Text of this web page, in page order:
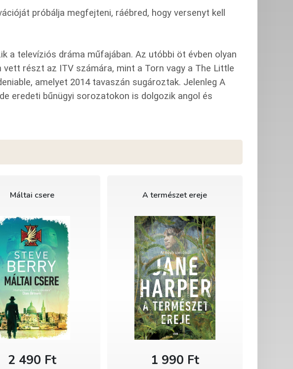
próbálja megfejteni, ráébred, hogy versenyt kell
a televíziós dráma műfajában. Az utóbbi öt évben olyan
vett részt az ITV számára, mint a Torn vagy a The Little
amelyet 2014 tavaszán sugároztak. Jelenleg A
eredeti bűnügyi sorozatokon is dolgozik angol és
Máltai csere
2 490 Ft
A természet ereje
1 990 Ft